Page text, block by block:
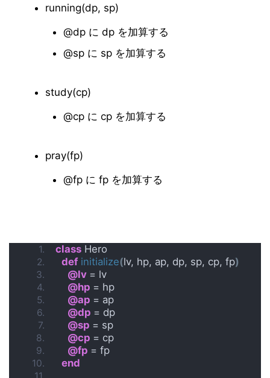
running(dp, sp)
@dp に dp を加算する
@sp に sp を加算する
study(cp)
@cp に cp を加算する
pray(fp)
@fp に fp を加算する
class Hero
def initialize(lv, hp, ap, dp, sp, cp, fp)
@lv = lv
@hp = hp
@ap = ap
@dp = dp
@sp = sp
@cp = cp
@fp = fp
end